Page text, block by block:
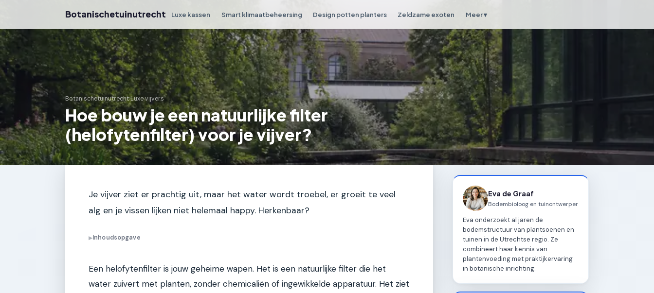
Botanischetuinutrecht Luxe kassen Smart klimaatbeheersing Design potten planters Zeldzame exoten Meer ▾
Botanischetuinutrecht›Luxe vijvers
Hoe bouw je een natuurlijke filter
(helofytenfilter) voor je vijver?
Je vijver ziet er prachtig uit, maar het water wordt troebel, er groeit te veel
alg en je vissen lijken niet helemaal happy. Herkenbaar?
▶Inhoudsopgave
Een helofytenfilter is jouw geheime wapen. Het is een natuurlijke filter die het
water zuivert met planten, zonder chemicaliën of ingewikkelde apparatuur. Het ziet
Eva de Graaf
Bodembioloog en tuinontwerper
Eva onderzoekt al jaren de
bodemstructuur van plantsoenen en
tuinen in de Utrechtse regio. Ze
combineert haar kennis van
plantenvoeding met praktijkervaring
in botanische inrichting.